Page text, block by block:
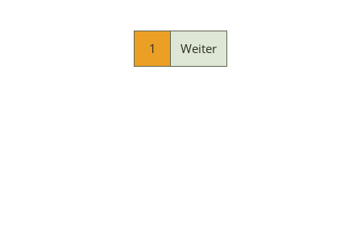
1 Weiter